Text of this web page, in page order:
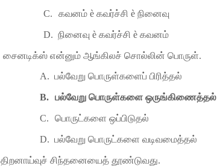
C. கவனம் è கவர்ச்சி è நினைவு
D. நினைவு è கவர்ச்சி è கவனம்
சைனடிக்ஸ் என்னும் ஆங்கிலச் சொல்லின் பொருள்.
A. பல்வேறு பொருள்களைப் பிரித்தல்
B. பல்வேறு பொருள்களை ஒருங்கிணைத்தல்
C. பொருட்களை ஒப்பிடுதல்
D. பல்வேறு பொருட்களை வடிவமைத்தல்
திறனாய்வுச் சிந்தனையைத் தூண்டுவது.